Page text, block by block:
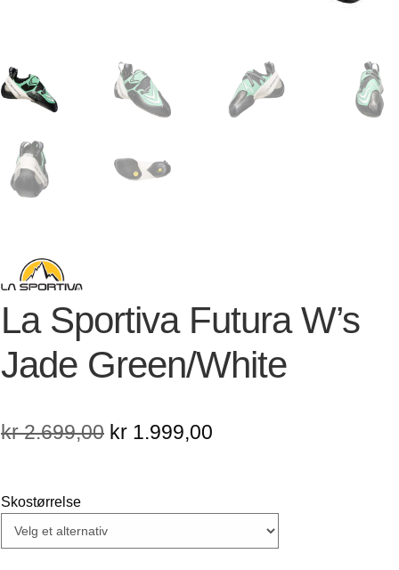
La Sportiva Futura W’s
Jade Green/White
kr2.699,00 Opprinnelig
kr 1.999,00
kr 1.999,00.
Skostørrelse